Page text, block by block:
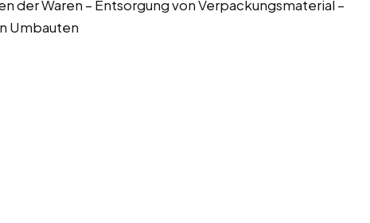
der Waren – Entsorgung von Verpackungsmaterial –
Umbauten